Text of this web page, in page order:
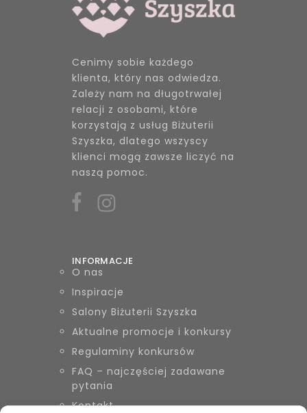
Cenimy sobie każdego
klienta, który nas odwiedza.
Zależy nam na długotrwałej
relacji z osobami, które
korzystają z usług Biżuterii
Szyszka, dlatego wszyscy
klienci mogą zawsze liczyć na
naszą pomoc.
INFORMACJE
O nas
Inspiracje
Salony Biżuterii Szyszka
Aktualne promocje i konkursy
Regulaminy konkursów
FAQ – najczęściej zadawane
pytania
Kontakt